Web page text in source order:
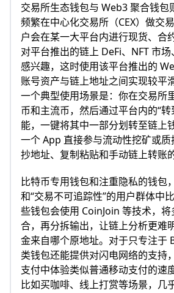
交易所生态钱包与 Web3 聚合钱包
频繁在中心化交易所（CEX）做交
户会在某一大平台内进行现货、合
对平台推出的链上 DeFi、NFT 市
感兴趣，这时使用该平台推出的
账号资产与链上地址之间实现较平
一个典型使用场景是：你在交易所
币和主流币，然后通过平台内的“
能，一键将其中一部分划转至链上
一个 App 直接参与流动性挖矿或
抄地址、复制粘贴和手动链上转账
比特币专用钱包和注重隐私的钱包
和“交易不可追踪性”的用户群体中
些钱包会使用 CoinJoin 等技术，
合，再分拆输出，让链上分析更难
金来自哪个原地址。对于只专注于
类钱包还能提供对闪电网络的支持
支付中体验类似普通移动支付的速
比如买咖啡、线上打赏等场景，几